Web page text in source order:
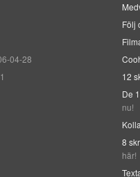
04-28
Följ
12
De
nu!
Kolla
8
här!